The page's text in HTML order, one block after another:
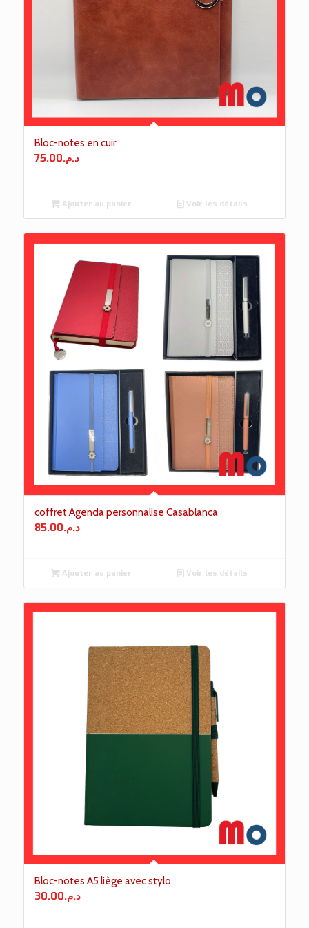
Bloc-notes en cuir
د.م.75.00
Ajouter au panier Voir les détails
coffret Agenda personnalise Casablanca
د.م.85.00
Ajouter au panier Voir les détails
Bloc-notes A5 liège avec stylo
د.م.30.00